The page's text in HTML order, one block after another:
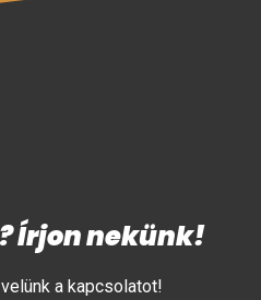
Írjon nekünk!
a kapcsolatot!